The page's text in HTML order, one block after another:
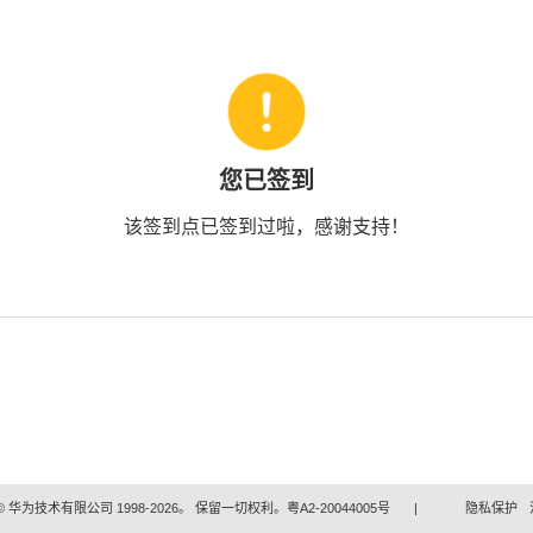
您已签到
该签到点已签到过啦，感谢支持！
华为技术有限公司 1998-2026。 保留一切权利。粤A2-20044005号 | 隐私保护